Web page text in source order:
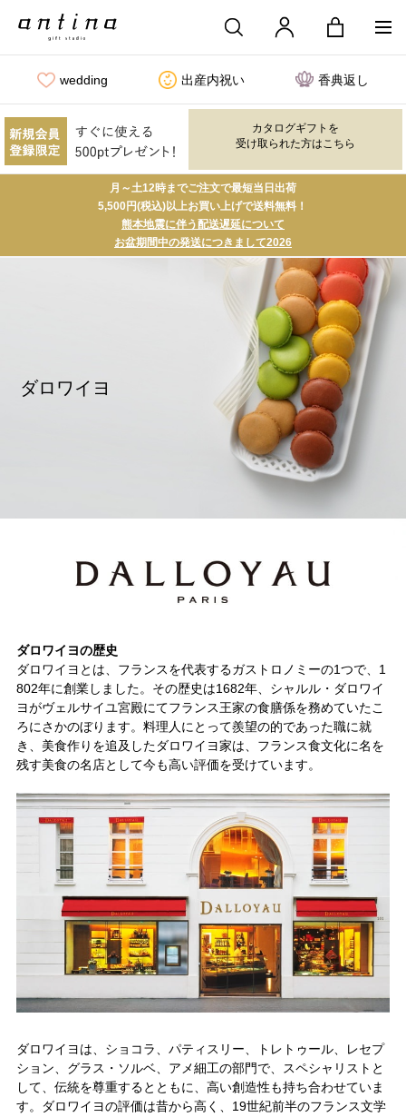
wedding 出産内祝い 香典返し
カタログギフトを
受け取られた方はこちら
月～土12時までご注文で最短当日出荷
5,500円(税込)以上お買い上げで送料無料！
熊本地震に伴う配送遅延について
お盆期間中の発送につきまして2026
ダロワイヨ
ダロワイヨの歴史
ダロワイヨとは、フランスを代表するガストロノミーの1つで、1
802年に創業しました。その歴史は1682年、シャルル・ダロワイ
ヨがヴェルサイユ宮殿にてフランス王家の食膳係を務めていたこ
ろにさかのぼります。料理人にとって羨望の的であった職に就
き、美食作りを追及したダロワイヨ家は、フランス食文化に名を
残す美食の名店として今も高い評価を受けています。
ダロワイヨは、ショコラ、パティスリー、トレトゥール、レセプ
ション、グラス・ソルベ、アメ細工の部門で、スペシャリストと
して、伝統を尊重するとともに、高い創造性も持ち合わせていま
す。ダロワイヨの評価は昔から高く、19世紀前半のフランス文学